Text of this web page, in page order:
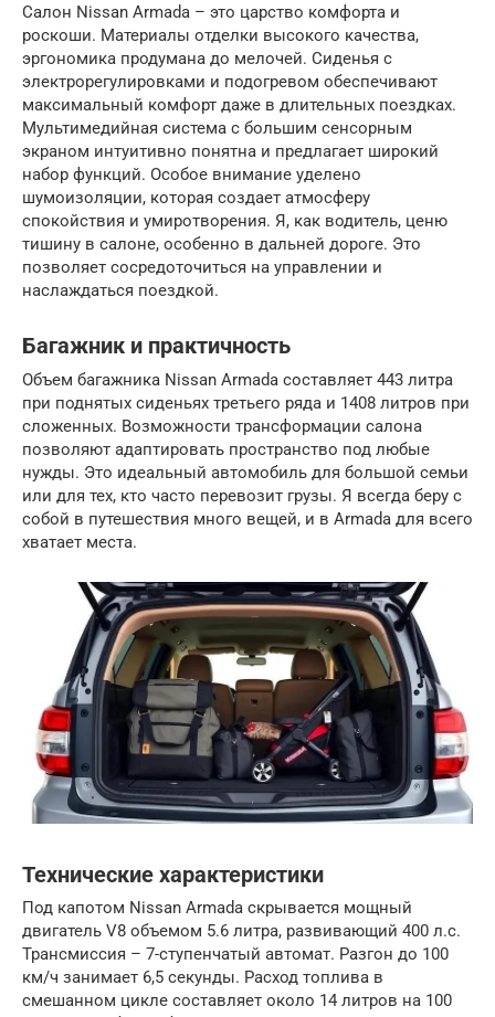
Салон Nissan Armada – это царство комфорта и
роскоши. Материалы отделки высокого качества,
эргономика продумана до мелочей. Сиденья с
электрорегулировками и подогревом обеспечивают
максимальный комфорт даже в длительных поездках.
Мультимедийная система с большим сенсорным
экраном интуитивно понятна и предлагает широкий
набор функций. Особое внимание уделено
шумоизоляции, которая создает атмосферу
спокойствия и умиротворения. Я, как водитель, ценю
тишину в салоне, особенно в дальней дороге. Это
позволяет сосредоточиться на управлении и
наслаждаться поездкой.
Багажник и практичность
Объем багажника Nissan Armada составляет 443 литра
при поднятых сиденьях третьего ряда и 1408 литров при
сложенных. Возможности трансформации салона
позволяют адаптировать пространство под любые
нужды. Это идеальный автомобиль для большой семьи
или для тех, кто часто перевозит грузы. Я всегда беру с
собой в путешествия много вещей, и в Armada для всего
хватает места.
Технические характеристики
Под капотом Nissan Armada скрывается мощный
двигатель V8 объемом 5.6 литра, развивающий 400 л.с.
Трансмиссия – 7-ступенчатый автомат. Разгон до 100
км/ч занимает 6,5 секунды. Расход топлива в
смешанном цикле составляет около 14 литров на 100